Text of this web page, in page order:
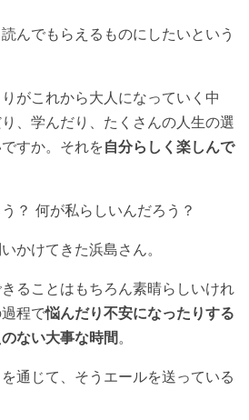
んでもらえるものにしたいという
がこれから大人になっていく中
、学んだり、たくさんの人生の選
すか。それを自分らしく楽しんで
？ 何が私らしいんだろう？
かけてきた浜島さん。
ることはもちろん素晴らしいけれ
程で悩んだり不安になったりする
ない大事な時間。
通じて、そうエールを送っている